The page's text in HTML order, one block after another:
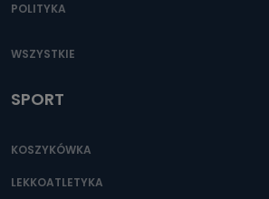
POLITYKA
WSZYSTKIE
SPORT
KOSZYKÓWKA
LEKKOATLETYKA